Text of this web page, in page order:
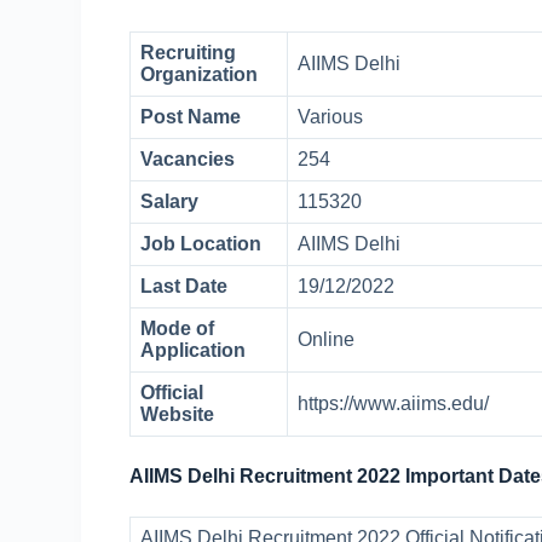
Recruiting
Organization
AIIMS Delhi
Post Name Various
Vacancies 254
Salary 115320
Job Location AIIMS Delhi
Last Date 19/12/2022
Mode of
Application
Online
Official
Website
https://www.aiims.edu/
AIIMS Delhi Recruitment 2022 Important
AIIMS Delhi Recruitment 2022 Official